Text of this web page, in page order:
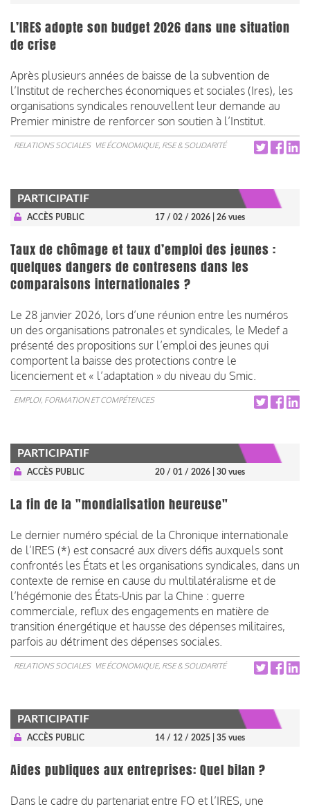
L’IRES adopte son budget 2026 dans une situation
de crise
Après plusieurs années de baisse de la subvention de
l’Institut de recherches économiques et sociales (Ires), les
organisations syndicales renouvellent leur demande au
Premier ministre de renforcer son soutien à l’Institut.
RELATIONS SOCIALES VIE ÉCONOMIQUE, RSE & SOLIDARITÉ
PARTICIPATIF
ACCÈS PUBLIC 17 / 02 / 2026 | 26 vues
Taux de chômage et taux d’emploi des jeunes :
quelques dangers de contresens dans les
comparaisons internationales ?
Le 28 janvier 2026, lors d’une réunion entre les numéros
un des organisations patronales et syndicales, le Medef a
présenté des propositions sur l’emploi des jeunes qui
comportent la baisse des protections contre le
licenciement et « l’adaptation » du niveau du Smic.
EMPLOI, FORMATION ET COMPÉTENCES
PARTICIPATIF
ACCÈS PUBLIC 20 / 01 / 2026 | 30 vues
La fin de la "mondialisation heureuse"
Le dernier numéro spécial de la Chronique internationale
de l’IRES (*) est consacré aux divers défis auxquels sont
confrontés les États et les organisations syndicales, dans un
contexte de remise en cause du multilatéralisme et de
l’hégémonie des États-Unis par la Chine : guerre
commerciale, reflux des engagements en matière de
transition énergétique et hausse des dépenses militaires,
parfois au détriment des dépenses sociales.
RELATIONS SOCIALES VIE ÉCONOMIQUE, RSE & SOLIDARITÉ
PARTICIPATIF
ACCÈS PUBLIC 14 / 12 / 2025 | 35 vues
Aides publiques aux entreprises: Quel bilan ?
Dans le cadre du partenariat entre FO et l’IRES, une